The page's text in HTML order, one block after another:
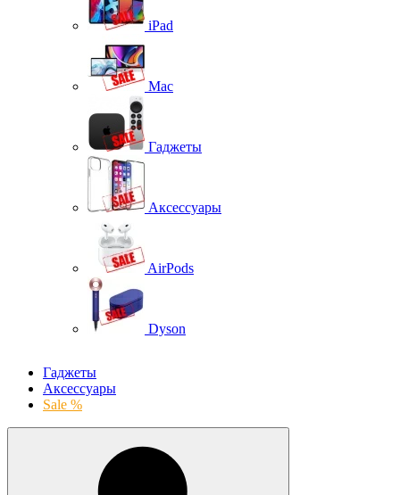
iPad
Mac
Гаджеты
Аксессуары
AirPods
Dyson
Гаджеты
Аксессуары
Sale %